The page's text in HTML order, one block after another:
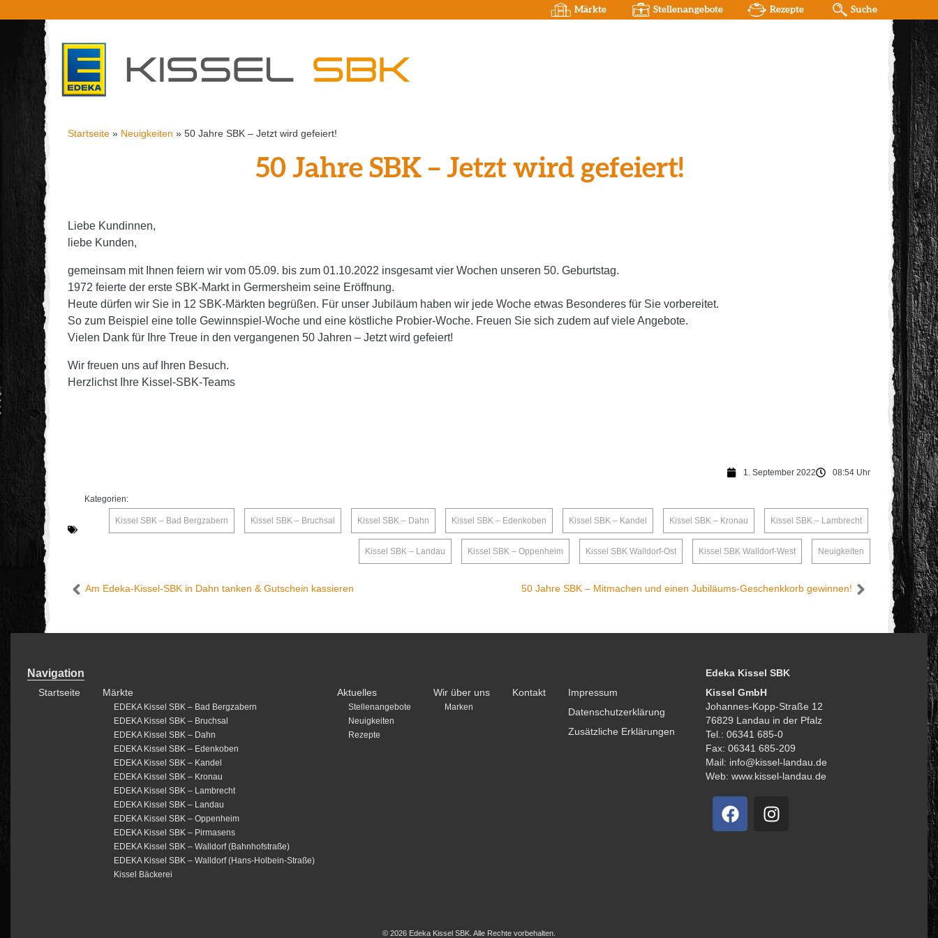
Märkte Stellenangebote Rezepte Suche
Startseite » Neuigkeiten » 50 Jahre SBK – Jetzt wird gefeiert!
50 Jahre SBK – Jetzt wird gefeiert!
Liebe Kundinnen,
liebe Kunden,
gemeinsam mit Ihnen feiern wir vom 05.09. bis zum 01.10.2022 insgesamt vier Wochen unseren 50. Geburtstag.
1972 feierte der erste SBK-Markt in Germersheim seine Eröffnung.
Heute dürfen wir Sie in 12 SBK-Märkten begrüßen. Für unser Jubiläum haben wir jede Woche etwas Besonderes für Sie vorbereitet.
So zum Beispiel eine tolle Gewinnspiel-Woche und eine köstliche Probier-Woche. Freuen Sie sich zudem auf viele Angebote.
Vielen Dank für Ihre Treue in den vergangenen 50 Jahren – Jetzt wird gefeiert!
Wir freuen uns auf Ihren Besuch.
Herzlichst Ihre Kissel-SBK-Teams
1. September 2022 08:54 Uhr
Kategorien:
Kissel SBK – Bad Bergzabern Kissel SBK – Bruchsal Kissel SBK – Dahn Kissel SBK – Edenkoben Kissel SBK – Kandel Kissel SBK – Kronau Kissel SBK – Lambrecht
Kissel SBK – Landau Kissel SBK – Oppenheim Kissel SBK Walldorf-Ost Kissel SBK Walldorf-West Neuigkeiten
Am Edeka-Kissel-SBK in Dahn tanken & Gutschein kassieren 50 Jahre SBK – Mitmachen und einen Jubiläums-Geschenkkorb gewinnen!
Navigation
Startseite Märkte
EDEKA Kissel SBK – Bad Bergzabern
EDEKA Kissel SBK – Bruchsal
EDEKA Kissel SBK – Dahn
EDEKA Kissel SBK – Edenkoben
EDEKA Kissel SBK – Kandel
EDEKA Kissel SBK – Kronau
EDEKA Kissel SBK – Lambrecht
EDEKA Kissel SBK – Landau
EDEKA Kissel SBK – Oppenheim
EDEKA Kissel SBK – Pirmasens
EDEKA Kissel SBK – Walldorf (Bahnhofstraße)
EDEKA Kissel SBK – Walldorf (Hans-Holbein-Straße)
Kissel Bäckerei
Aktuelles
Stellenangebote
Neuigkeiten
Rezepte
Wir über uns
Marken
Kontakt
Impressum
Datenschutzerklärung
Zusätzliche Erklärungen
Edeka Kissel SBK
Kissel GmbH
Johannes-Kopp-Straße 12
76829 Landau in der Pfalz
Tel.: 06341 685-0
Fax: 06341 685-209
Mail: info@kissel-landau.de
Web: www.kissel-landau.de
© 2026 Edeka Kissel SBK. Alle Rechte vorbehalten.